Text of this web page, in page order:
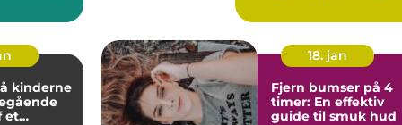
mennes...
kinderne
et
18. jan
Fjern bumser på 4
timer: En effektiv
guide til smuk hud